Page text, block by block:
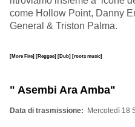
come Hollow Point, Danny
General & Triston Palma.
[More Fire] [Reggae] [Dub] [roots music]
" Asembi Ara Amba"
Data di trasmissione Mercoledì 18